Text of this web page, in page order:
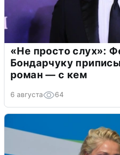
«Не просто слух»:
Бондарчуку
роман — с кем
6 августа 64